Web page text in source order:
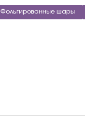
Фольгированные шары